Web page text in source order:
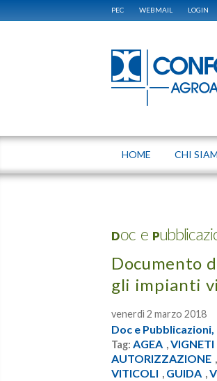
PEC WEBMAIL LOGIN
HOME CHI
Doc e
Documento
gli impianti
venerdì 2 marzo 2018
Doc e Pubblicazioni,
Tag: AGEA ,VIGNETI
AUTORIZZAZIONE ,
VITICOLI , GUIDA ,